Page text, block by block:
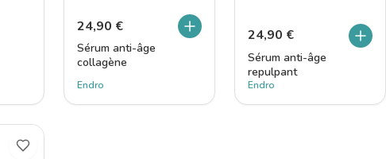
24,90 €
Sérum anti-âge
collagène
Endro
24,90 €
Sérum anti-âge
repulpant
Endro